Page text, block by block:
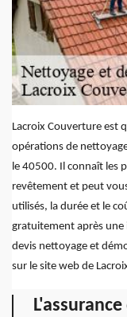
Lacroix Couverture est
opérations de
le 40500. Il connaît les
revêtement et peut
utilisés, la durée et le
gratuitement après
devis nettoyage et
sur le site web de